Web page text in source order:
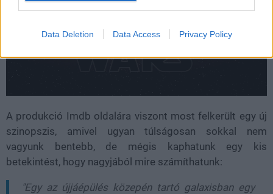
Data Deletion Data Access Privacy Policy
A produkció Imdb oldalára viszont most felkerült egy új
szinopszis, amivel ugyan túlságosan sokkal nem
vagyunk bentebb, de mégis kaphatunk egy kis
betekintést, hogy nagyjából mire számíthatunk:
"Egy az újjáépülés közepén tartó galaxisban egy